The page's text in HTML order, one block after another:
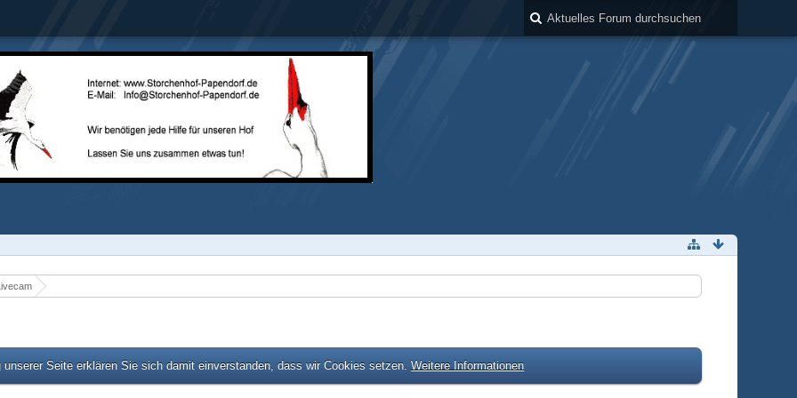
Seite erklären Sie sich damit einverstanden, dass wir Cookies setzen.Weitere Informationen